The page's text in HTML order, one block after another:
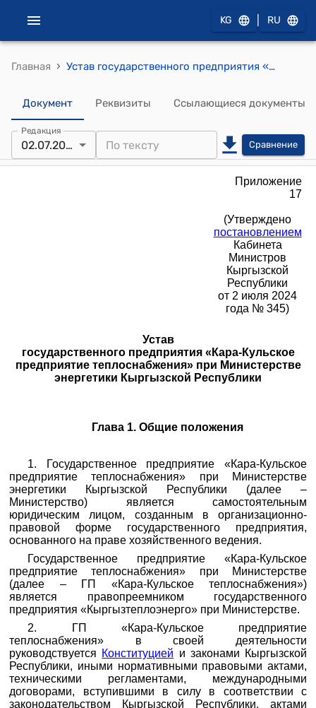
KG RU
Главная › Устав государственного предприятия «Кара-Кульское предприятие теплоснабжения» при Министерстве энергетики Кыргызской Республики (Утверждено постановлением Кабинета Министров Кыргызской Республики от 2 июля 2024 года № 345)
Документ Реквизиты Ссылающиеся документы
Редакция
02.07.2024 Сравнение